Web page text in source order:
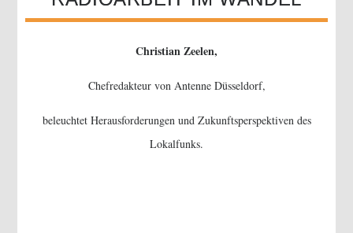
Christian Zeelen,
Chefredakteur von Antenne Düsseldorf,
beleuchtet Herausforderungen und Zukunftsperspektiven des
Lokalfunks.